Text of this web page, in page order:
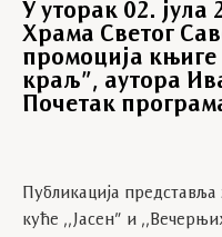
У уторак 02.
Храма Светог
промоција
краљ”, аутора
Почетак
Публикација представља
куће ,,Јасен” и